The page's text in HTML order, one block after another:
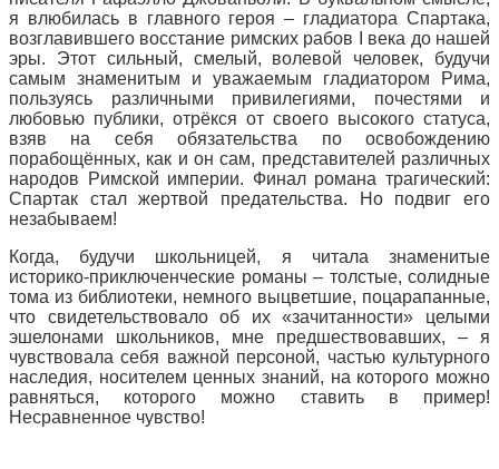
я влюбилась в главного героя – гладиатора Спартака,
возглавившего восстание римских рабов I века до нашей
эры. Этот сильный, смелый, волевой человек, будучи
самым знаменитым и уважаемым гладиатором Рима,
пользуясь различными привилегиями, почестями и
любовью публики, отрёкся от своего высокого статуса,
взяв на себя обязательства по освобождению
порабощённых, как и он сам, представителей различных
народов Римской империи. Финал романа трагический:
Спартак стал жертвой предательства. Но подвиг его
незабываем!
Когда, будучи школьницей, я читала знаменитые
историко-приключенческие романы – толстые, солидные
тома из библиотеки, немного выцветшие, поцарапанные,
что свидетельствовало об их «зачитанности» целыми
эшелонами школьников, мне предшествовавших, – я
чувствовала себя важной персоной, частью культурного
наследия, носителем ценных знаний, на которого можно
равняться, которого можно ставить в пример!
Несравненное чувство!